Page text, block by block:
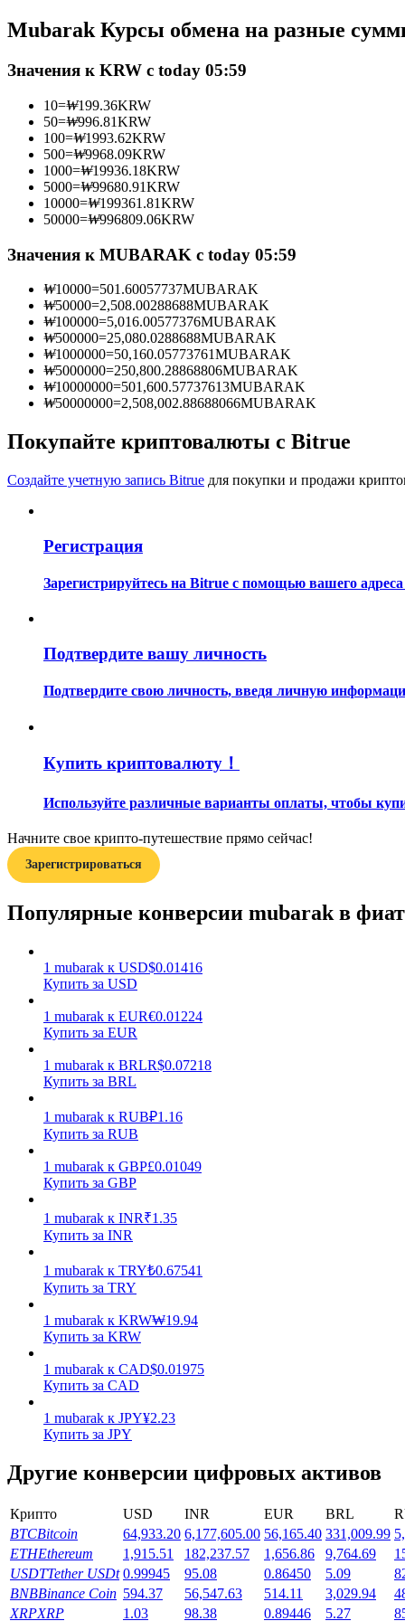
Фьючерсы с использованием USDC в качестве
Копирование торговли
Наслаждайтесь распределением прибыли и комиссиями за
Анализ больших данных, включая торговую информацию
Гид
Руководство для начинающих по фьючерсам
Торговые стратегии
Заработок
Силовая свинья
Получайте конкурентные награды ежедневно
Mubarak Курсы обмена на разные
Значения к KRW с today 05:59
10=₩199.36KRW
50=₩996.81KRW
100=₩1993.62KRW
500=₩9968.09KRW
1000=₩19936.18KRW
5000=₩99680.91KRW
10000=₩199361.81KRW
50000=₩996809.06KRW
Значения к MUBARAK с today 05:59
₩10000=501.60057737MUBARAK
₩50000=2,508.00288688MUBARAK
₩100000=5,016.00577376MUBARAK
₩500000=25,080.0288688MUBARAK
₩1000000=50,160.05773761MUBARAK
₩5000000=250,800.28868806MUBARAK
₩10000000=501,600.57737613MUBARAK
₩50000000=2,508,002.88688066MUBARAK
Покупайте криптовалюты с Bitrue
Создайте учетную запись Bitrue для покупки и продажи
Регистрация
Зарегистрируйтесь на Bitrue с помощью вашего
Подтвердите вашу личность
Подтвердите свою личность, введя личную
Купить криптовалюту！
Используйте различные варианты оплаты, чтобы
Начните свое крипто-путешествие прямо сейчас!
Зарегистрироваться
Популярные конверсии mubarak в
1 mubarak к USD$0.01416
Купить за USD
1 mubarak к EUR€0.01224
Купить за EUR
1 mubarak к BRLR$0.07218
Купить за BRL
1 mubarak к RUB₽1.16
Купить за RUB
1 mubarak к GBP£0.01049
Купить за GBP
1 mubarak к INR₹1.35
Купить за INR
1 mubarak к TRY₺0.67541
Купить за TRY
1 mubarak к KRW₩19.94
Купить за KRW
1 mubarak к CAD$0.01975
Купить за CAD
1 mubarak к JPY¥2.23
Купить за JPY
Другие конверсии цифровых активов
Крипто USD INR EUR BRL
BTCBitcoin 64,933.20 6,177,605.00 56,165.40 331,009.99
ETHEthereum 1,915.51 182,237.57 1,656.86 9,764.69
USDTTether USDt 0.99945 95.08 0.86450 5.09
BNBBinance Coin 594.37 56,547.63 514.11 3,029.94
XRPXRP 1.03 98.38 0.89446 5.27